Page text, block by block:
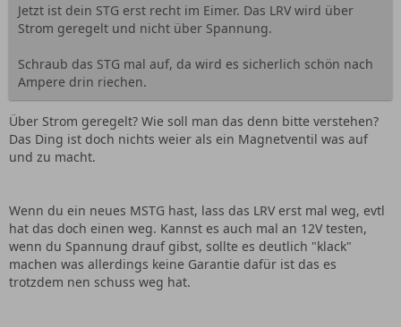
Jetzt ist dein STG erst recht im Eimer. Das LRV wird über
Strom geregelt und nicht über Spannung.
Schraub das STG mal auf, da wird es sicherlich schön nach
Ampere drin riechen.
Über Strom geregelt? Wie soll man das denn bitte verstehen?
Das Ding ist doch nichts weier als ein Magnetventil was auf
und zu macht.
Wenn du ein neues MSTG hast, lass das LRV erst mal weg, evtl
hat das doch einen weg. Kannst es auch mal an 12V testen,
wenn du Spannung drauf gibst, sollte es deutlich "klack"
machen was allerdings keine Garantie dafür ist das es
trotzdem nen schuss weg hat.